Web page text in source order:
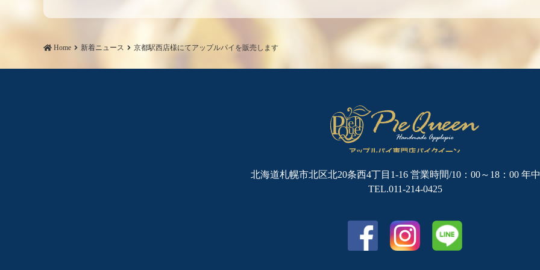
ョ
ン
Home 新着ニュース 京都駅西店様にてアップルパイを販売します
北海道札幌市北区北20条西4丁目1-16 営業時間/10：00～18：00 年
TEL.011-214-0425